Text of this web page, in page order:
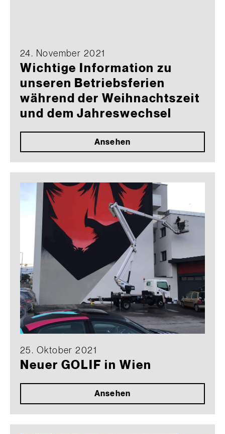
24. November 2021
Wichtige Information zu
unseren Betriebsferien
während der Weihnachtszeit
und dem Jahreswechsel
Ansehen
25. Oktober 2021
Neuer GOLIF in Wien
Ansehen